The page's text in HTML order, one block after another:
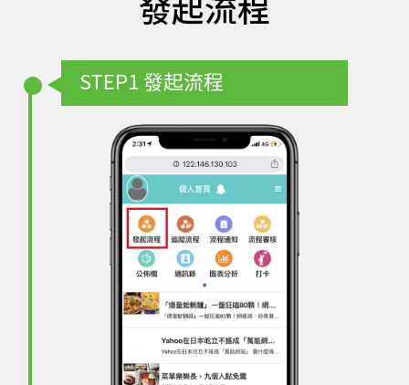
STEP1 發起流程